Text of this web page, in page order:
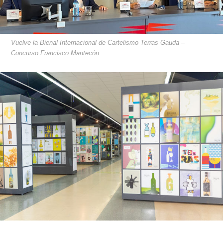
Vuelve la Bienal Internacional de Cartelismo Terras Gauda –
Concurso Francisco Mantecón